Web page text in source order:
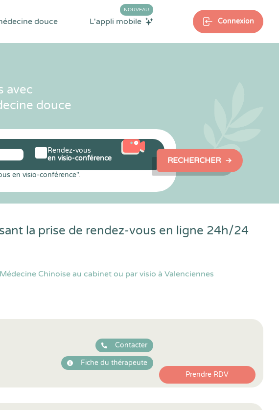
douce L'appli mobile
NOUVEAU
Connexion
avec
douce
en visio-conférence".
Rendez-vous
en visio-conférence
RECHERCHER
la prise de rendez-vous en ligne 24h/24
Chinoise au cabinet ou par visio à Valenciennes
Contacter
Fiche du thérapeute
Prendre RDV